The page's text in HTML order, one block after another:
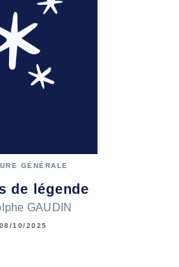
GÉNÉRALE
de légende
GAUDIN
08/10/2025